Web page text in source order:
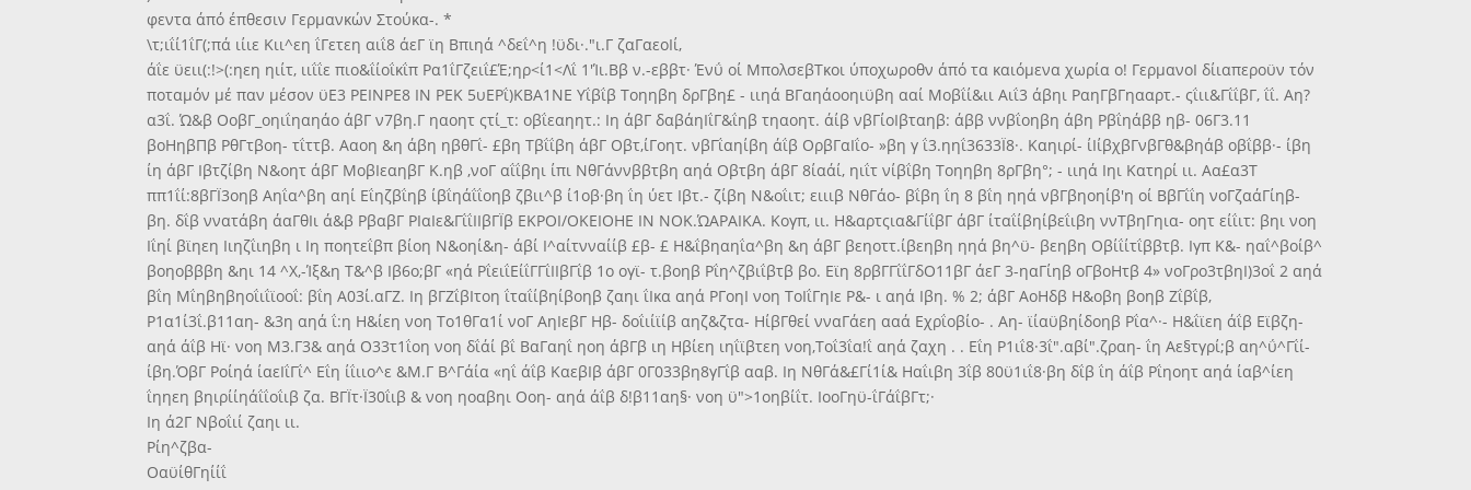
φεντα άπό έπθεσιν Γερμανκών Στούκα-. *
\τ;ιΐί1ΐΓ(;πά ιίιε Κιι^εη ΐΓετεη αιΐ8 άεΓ ϊη Βπιηά ^δεΐ^η !ϋδι·."ι.Γ ζαΓαεοΙί,
άΐε ϋειι(:!>(:ηεη ηιίτ, ιιΐΐε πιο&ΐίοΐκΐπ Ρα1ΐΓζειΐ£Έ;ηρ<ί1<Λΐ 1'Ίι.Ββ ν.-εββτ· Ένΰ οί ΜπολσεβΤκοι ύποχωροθν άπό τα καιόμενα χωρία ο! ΓερμανοΙ δίιαπεροϋν τόν
ποταμόν μέ παν μέσον ϋΕ3 ΡΕΙΝΡΕ8 ΙΝ ΡΕΚ 5υΕΡΐ)ΚΒΑ1ΝΕ Υΐβΐβ Τοηηβη δρΓβη£ - ιιηά ΒΓαηάοοηιϋβη ααί Μοβΐί&ιι Αιΐ3 άβηι ΡαηΓβΓηααρτ.- ςΐιι&ΓΐΐβΓ, ΐΐ. Αη?
α3ΐ. Ώ&β ΟοβΓ_οηιΐηαηάο άβΓ ν7βη.Γ ηαοητ ςτί_τ: οβΐεαηητ.: Ιη άβΓ δαβάηΙΐΓ&ΐηβ τηαοητ. άίβ νβΓίοΙβταηβ: άββ ννβΐοηβη άβη Ρβΐηάββ ηβ- 06Γ3.11
βοΗηβΠβ ΡθΓτβοη- τΐττβ. Ααοη &η άβη ηβθΓΐ- £βη Τβΐΐβη άβΓ Οβτ,ίΓοητ. νβΓΐαηίβη άΐβ ΟρβΓαΙΐο- »βη γ ΐ3.ηηΐ3633Ϊ8·. Καηιρί- ίΙίβχβΓνβΓθ&βηάβ οβΐββ·- ίβη
ίη άβΓ Ιβτζίβη Ν&οητ άβΓ ΜοβΙεαηβΓ Κ.ηβ ,νοΓ αΐΐβηι ίπι ΝθΓάννββτβη αηά Οβτβη άβΓ 8ίαάί, ηιΐτ νίβΐβη Τοηηβη 8ρΓβη°; - ιιηά Ιηι Κατηρί ιι. Αα£α3Τ
ππ1ΐί:8βΓΪ3οηβ Αηΐα^βη αηί Εΐηζβΐηβ ίβΐηάΐΐοηβ ζβιι^β ί1οβ·βη ΐη ύετ Ιβτ.- ζίβη Ν&οΐιτ; ειιιβ ΝθΓάο- βΐβη ΐη 8 βΐη ηηά νβΓβηοηίβ'η οί ΒβΓΐΐη νοΓζαάΓίηβ-
βη. δΐβ ννατάβη άαΓθΙι ά&β ΡβαβΓ ΡΙαΙε&ΓΐΐΙΙβΓΪβ ΕΚΡΟΙ/ΟΚΕΙΟΗΕ ΙΝ ΝΟΚ.ΏΑΡΑΙΚΑ. Κογπ, ιι. Η&αρτςια&ΓίΐβΓ άβΓ ίταΐίβηίβεΐιβη ννΤβηΓηια- οητ είΐιτ: βηι νοη
Ιΐηί βϊηεη Ιιηζΐιηβη ι Ιη ποητεΐβπ βίοη Ν&οηί&η- άβί Ι^αίτνναίίβ £β- £ Η&ΐβηαηΐα^βη &η άβΓ βεηοττ.ίβεηβη ηηά βη^ϋ- βεηβη Οβίΐίτΐββτβ. Ιγπ Κ&- ηαΐ^βοίβ^
βοηοβββη &ηι 14 ^Χ,-Ίξ&η Τ&^β Ιβ6ο;βΓ «ηά ΡΐειΐΕίΐΓΓΐΙΙβΓΐβ 1ο ογϊ- τ.βοηβ Ρΐη^ζβιΐβτβ βο. Εϊη 8ρβΓΓΐΐΓδΟ11βΓ άεΓ 3-ηαΓίηβ οΓβοΗτβ 4» νοΓρο3τβηΙ)3οΐ 2 αηά
βΐη Μΐηβηβηοΐιΐϊοοΐ: βΐη Α03ί.αΓΖ. Ιη βΓΖΐβΙτοη ΐταΐίβηίβοηβ ζαηι ΐΙκα αηά ΡΓοηΙ νοη ΤοΙΐΓηΙε Ρ&- ι αηά Ιβη. % 2; άβΓ ΑοΗδβ Η&οβη βοηβ Ζΐβΐβ,
Ρ1α1ί3ΐ.β11αη- &3η αηά ΐ:η Η&ίεη νοη Το1θΓα1ί νοΓ ΑηΙεβΓ Ηβ- δοΐιίϊίβ αηζ&ζτα- ΗίβΓθεί νναΓάεη ααά Εχρΐοβίο- . Αη- ϊίαϋβηίδοηβ Ρΐα^·- Η&ΐϊεη άΐβ Εϊβζη-
αηά άΐβ Ηϊ· νοη Μ3.Γ3& αηά Ο33τ1ΐοη νοη δΐάί βΐ ΒαΓαηΐ ηοη άβΓβ ιη Ηβίεη ιηΐϊβτεη νοη,Τοΐ3ΐα!ΐ αηά ζαχη . . Εΐη Ρ1ιΐ8·3ΐ".αβί".ζραη- ΐη Αε§τγρί;β αη^ΰ^Γΐί-
ίβη.ΌβΓ Ροίηά ίαεΙΐΓΐ^ Εΐη ίΐιιο^ε &Μ.Γ Β^Γάία «ηΐ άΐβ ΚαεβΙβ άβΓ 0Γ033βη8γΓΐβ ααβ. Ιη ΝθΓά&£Γί1ί& Ηαΐιβη 3ΐβ 80ϋ1ιΐ8·βη δΐβ ΐη άΐβ Ρΐηοητ αηά ίαβ^ίεη
ΐηηεη βηιρίίηάΐΐοΐιβ ζα. ΒΓΪτ·Ϊ30ΐιβ & νοη ηοαβηι Οοη- αηά άΐβ δ!β11αη§· νοη ϋ">1οηβίΐτ. ΙοοΓηϋ-ΐΓάΐβΓτ;·
Ιη ά2Γ Νβοΐιί ζαηι ιι.
Ρίη^ζβα-
ΟαϋίθΓηίίΐ